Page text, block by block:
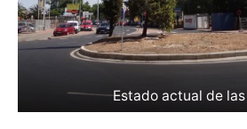
Estado actual de